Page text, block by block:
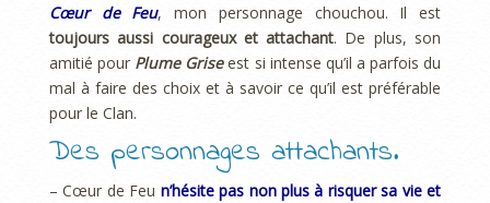
Cœur de Feu, mon personnage chouchou. Il est
toujours aussi courageux et attachant. De plus, son
amitié pour Plume Griseest si intense qu’il a parfois du
mal à faire des choix et à savoir ce qu’il est préférable
pour le Clan.
Des personnages attachants.
– Cœur de Feu n’hésite pas non plus à risquer sa vie et